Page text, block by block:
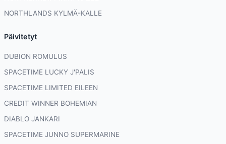
NORTHLANDS KYLMÄ-KALLE
Päivitetyt
DUBION ROMULUS
SPACETIME LUCKY J'PALIS
SPACETIME LIMITED EILEEN
CREDIT WINNER BOHEMIAN
DIABLO JANKARI
SPACETIME JUNNO SUPERMARINE